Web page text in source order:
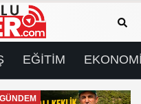
EĞİTİM
GÜNDEM